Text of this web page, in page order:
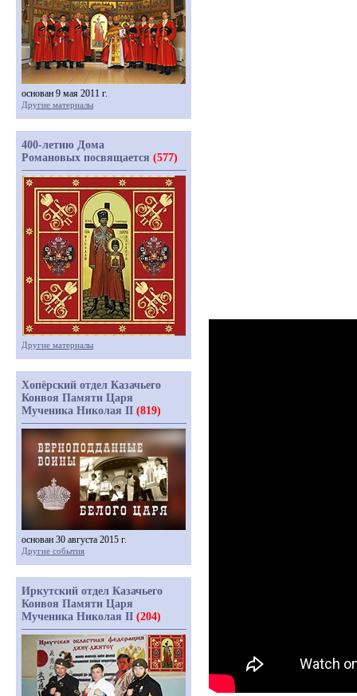
основан 9 мая 2011 г.
Другие материалы
400-летию Дома
Романовых посвящается (577)
Другие материалы
Хопёрский отдел Казачьего
Конвоя Памяти Царя
Мученика Николая II (819)
основан 30 августа 2015 г.
Другие события
Иркутский отдел Казачьего
Конвоя Памяти Царя
Мученика Николая II (204)